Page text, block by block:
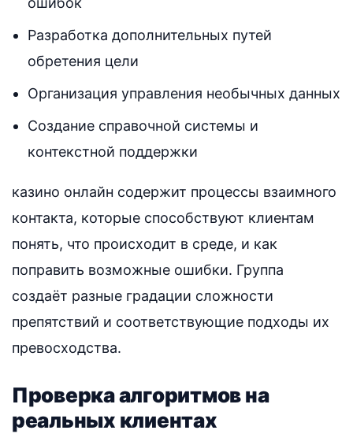
Разработка дополнительных путей
обретения цели
Организация управления необычных данных
Создание справочной системы и
контекстной поддержки
казино онлайн содержит процессы взаимного
контакта, которые способствуют клиентам
понять, что происходит в среде, и как
поправить возможные ошибки. Группа
создаёт разные градации сложности
препятствий и соответствующие подходы их
превосходства.
Проверка алгоритмов на
реальных клиентах